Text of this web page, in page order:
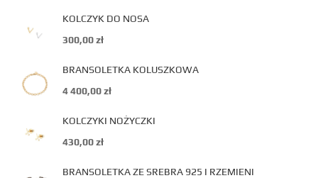
KOLCZYK DO NOSA
300,00zł
BRANSOLETKA KOLUSZKOWA
4 400,00zł
KOLCZYKI NOŻYCZKI
430,00zł
BRANSOLETKA ZE SREBRA 925 I RZEMIENI